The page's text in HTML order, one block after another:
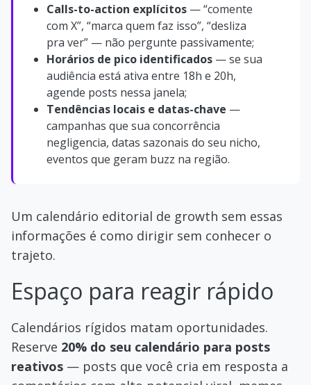
Calls-to-action explícitos — “comente
com X”, “marca quem faz isso”, “desliza
pra ver” — não pergunte passivamente;
Horários de pico identificados — se sua
audiência está ativa entre 18h e 20h,
agende posts nessa janela;
Tendências locais e datas-chave —
campanhas que sua concorrência
negligencia, datas sazonais do seu nicho,
eventos que geram buzz na região.
Um calendário editorial de growth sem essas
informações é como dirigir sem conhecer o
trajeto.
Espaço para reagir rápido
Calendários rígidos matam oportunidades.
Reserve 20% do seu calendário para posts
reativos — posts que você cria em resposta a